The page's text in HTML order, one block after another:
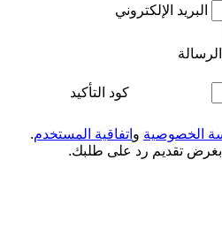
البريد الإلكتروني
الرسالة
كود التأكيد
الخصوصية و اتفاقية المستخدم.
بغرض تقديم رد على طلبك.